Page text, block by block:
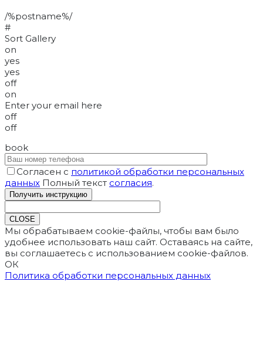
/%postname%/
#
Sort Gallery
on
yes
yes
off
on
Enter your email here
off
off
book
Согласен с политикой обработки персональных
данных Полный текст согласия.
CLOSE
Мы обрабатываем cookie-файлы, чтобы вам было
удобнее использовать наш сайт. Оставаясь на сайте,
вы соглашаетесь с использованием cookie-файлов.
ОК
Политика обработки персональных данных